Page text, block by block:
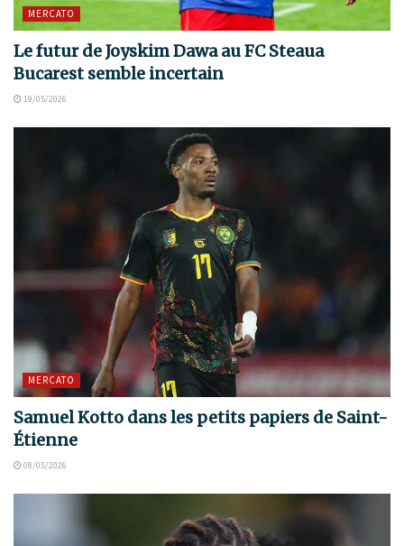
MERCATO
Le futur de Joyskim Dawa au FC Steaua
Bucarest semble incertain
19/05/2026
MERCATO
Samuel Kotto dans les petits papiers de Saint-
Étienne
08/05/2026